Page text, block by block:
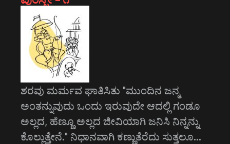
ಶರವು ಮರ್ಮವ ಘಾತಿಸಿತು "ಮುಂದಿನ ಜನ್ಮ
ಅಂತನ್ನುವುದು ಒಂದು ಇರುವುದೇ ಆದಲ್ಲಿ ಗಂಡೂ
ಅಲ್ಲದ, ಹೆಣ್ಣೂ ಅಲ್ಲದ ಜೀವಿಯಾಗಿ ಜನಿಸಿ ನಿನ್ನನ್ನು
ಕೊಲ್ಲುತ್ತೇನೆ." ನಿಧಾನವಾಗಿ ಕಣ್ಣುತೆರೆದು ಸುತ್ತಲೂ…